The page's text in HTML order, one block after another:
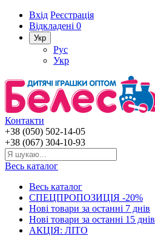
Вхід Реєстрація
Відкладені 0
Укр
Рус
Укр
Контакти
+38 (050) 502-14-05
+38 (067) 304-10-93
Весь каталог
Весь каталог
СПЕЦПРОПОЗИЦІЯ -20%
Нові товари за останнi 7 днiв
Нові товари за останнi 15 днiв
АКЦІЯ: ЛІТО